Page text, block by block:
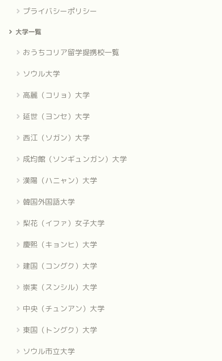
プライバシーポリシー
大学一覧
おうちコリア留学提携校一覧
ソウル大学
高麗（コリョ）大学
延世（ヨンセ）大学
西江（ソガン）大学
成均館（ソンギュンガン）大学
漢陽（ハニャン）大学
韓国外国語大学
梨花（イファ）女子大学
慶熙（キョンヒ）大学
建国（コングク）大学
崇実（スンシル）大学
中央（チュンアン）大学
東国（トングク）大学
ソウル市立大学